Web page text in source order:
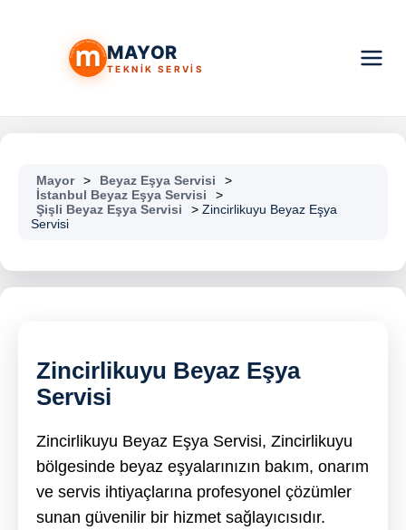
MAYOR
TEKNİK SERVİS
Mayor > Beyaz Eşya Servisi
>
İstanbul Beyaz Eşya Servisi
>
Şişli Beyaz Eşya Servisi
> Zincirlikuyu Beyaz Eşya
Servisi
Zincirlikuyu Beyaz Eşya
Servisi
Zincirlikuyu Beyaz Eşya Servisi, Zincirlikuyu
bölgesinde beyaz eşyalarınızın bakım, onarım
ve servis ihtiyaçlarına profesyonel çözümler
sunan güvenilir bir hizmet sağlayıcısıdır.